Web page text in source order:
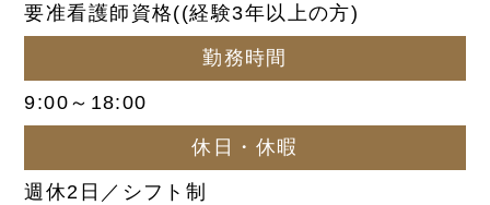
要准看護師資格((経験3年以上の方)
勤務時間
9:00～18:00
休日・休暇
週休2日／シフト制